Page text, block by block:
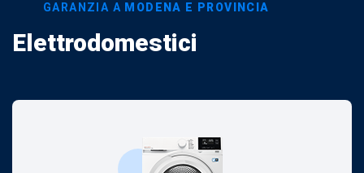
GARANZIA A MODENA E PROVINCIA
Elettrodomestici